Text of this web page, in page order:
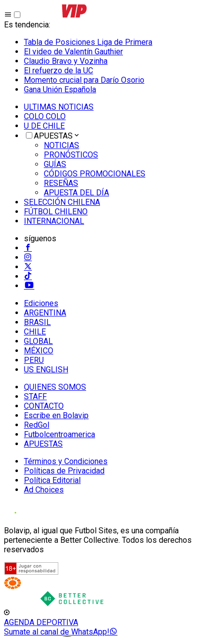
Es tendencia:
Tabla de Posiciones Liga de Primera
El video de Valentín Gauthier
Claudio Bravo y Vozinha
El refuerzo de la UC
Momento crucial para Darío Osorio
Gana Unión Española
ULTIMAS NOTICIAS
COLO COLO
U DE CHILE
APUESTAS
NOTICIAS
PRONÓSTICOS
GUÍAS
CÓDIGOS PROMOCIONALES
RESEÑAS
APUESTA DEL DÍA
SELECCIÓN CHILENA
FÚTBOL CHILENO
INTERNACIONAL
síguenos
Ediciones
ARGENTINA
BRASIL
CHILE
GLOBAL
MÉXICO
PERU
US ENGLISH
QUIENES SOMOS
STAFF
CONTACTO
Escribe en Bolavip
RedGol
Futbolcentroamerica
APUESTAS
Términos y Condiciones
Políticas de Privacidad
Política Editorial
Ad Choices
Bolavip, al igual que Futbol Sites, es una compañía
perteneciente a Better Collective. Todos los derechos
reservados
AGENDA DEPORTIVA
Sumate al canal de WhatsApp!